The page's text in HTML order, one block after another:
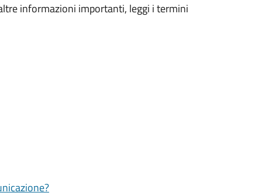
informazioni importanti, leggi i termini